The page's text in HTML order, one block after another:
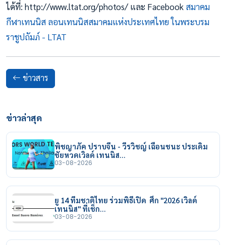
ได้ที่: http://www.ltat.org/photos/ และ Facebook สมาคม
กีฬาเทนนิส ลอนเทนนิสสมาคมแห่งประเทศไทย ในพระบรม
ราชูปถัมภ์ - LTAT
ข่าวสาร
ข่าวล่าสุด
พิชญาภัค ปราบจีน - วีรวิชญ์ เฉือนชนะ ประเดิม
ชัยหวดเวิลด์ เทนนิส…
03-08-2026
ยู 14 ทีมชาติไทย ร่วมพิธีเปิด ศึก "2026 เวิลด์
เทนนิส" ที่เช็ก…
03-08-2026